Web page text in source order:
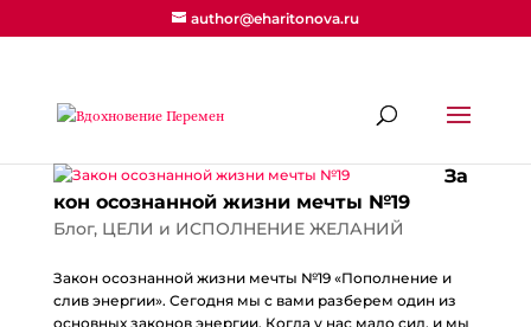
author@eharitonova.ru
За
кон осознанной жизни мечты №19
Блог, ЦЕЛИ и ИСПОЛНЕНИЕ ЖЕЛАНИЙ
Закон осознанной жизни мечты №19 «Пополнение и
слив энергии». Сегодня мы с вами разберем один из
основных законов энергии. Когда у нас мало сил, и мы